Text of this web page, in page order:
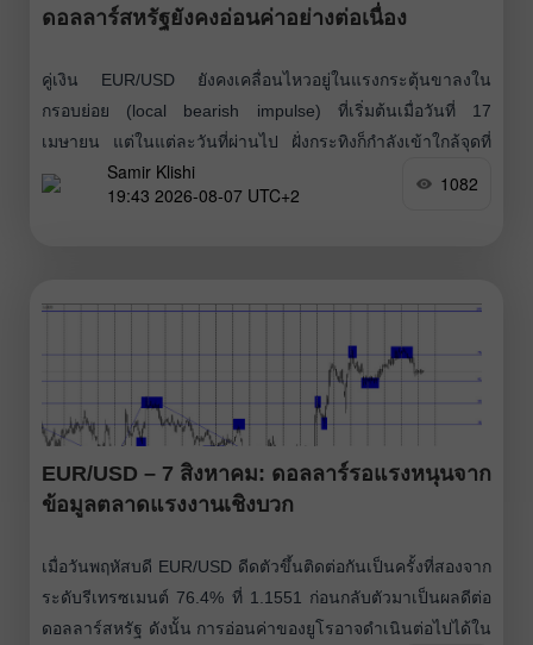
ดอลลาร์สหรัฐยังคงอ่อนค่าอย่างต่อเนื่อง
คู่เงิน EUR/USD ยังคงเคลื่อนไหวอยู่ในแรงกระตุ้นขาลงใน
กรอบย่อย (local bearish impulse) ที่เริ่มต้นเมื่อวันที่ 17
เมษายน แต่ในแต่ละวันที่ผ่านไป ฝั่งกระทิงก็กำลังเข้าใกล้จุดที่
จะสามารถสร้างเทรนด์ของตัวเองได้มากขึ้น สิ่งที่พวกเขาต้อง
ทำมีเพียงอย่างเดียวคือทำให้ bearish imbalance
Samir Klishi
19:43 2026-08-07 UTC+2
1082
EUR/USD – 7 สิงหาคม: ดอลลาร์รอแรงหนุนจาก
ข้อมูลตลาดแรงงานเชิงบวก
เมื่อวันพฤหัสบดี EUR/USD ดีดตัวขึ้นติดต่อกันเป็นครั้งที่สองจาก
ระดับรีเทรซเมนต์ 76.4% ที่ 1.1551 ก่อนกลับตัวมาเป็นผลดีต่อ
ดอลลาร์สหรัฐ ดังนั้น การอ่อนค่าของยูโรอาจดำเนินต่อไปได้ใน